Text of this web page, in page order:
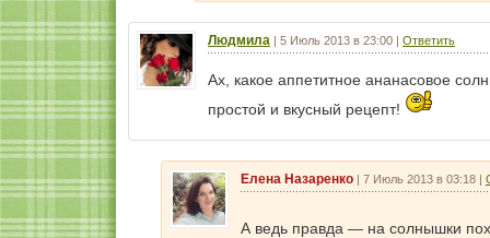
Людмила | 5 Июль 2013 в 23:00 | Ответить
Ах, какое аппетитное ананасовое
простой и вкусный рецепт!
Елена Назаренко | 7 Июль 2013 в 03:18 |
А ведь правда — на солнышки